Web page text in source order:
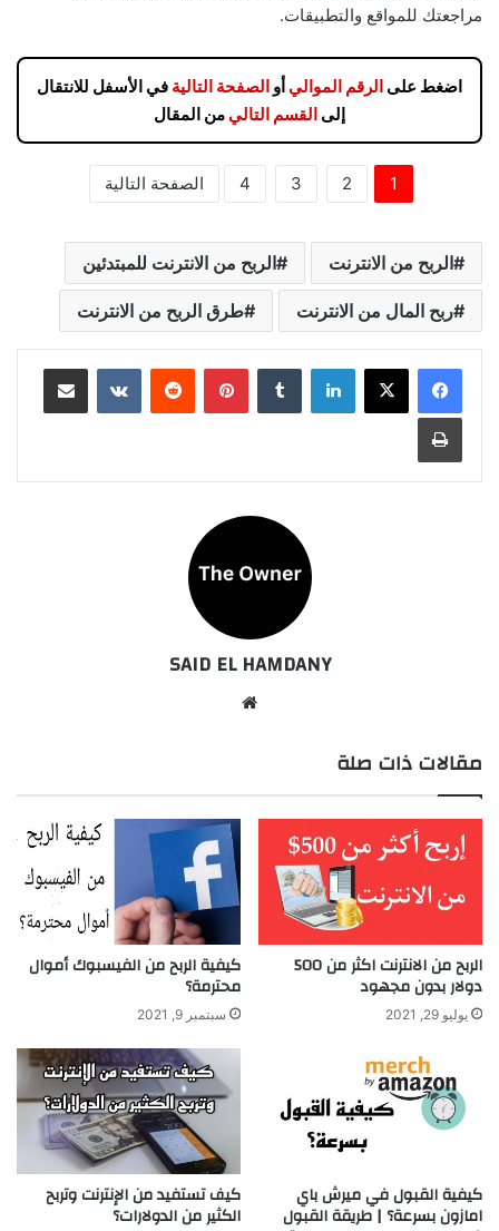
مراجعتك للمواقع والتطبيقات.
اضغط على الرقم الموالي أو الصفحة التالية في الأسفل للانتقال
إلى القسم التالي من المقال
1
2
3
4 الصفحة التالية
الربح من الانترنت الربح من الانترنت للمبتدئين
ربح المال من الانترنت طرق الربح من الانترنت
لينكدإن بينتيريست مشاركة عبر البريد
طباعة
SAID EL HAMDANY
مقالات ذات صلة
الربح من الانترنت اكثر من 500
دولار بدون مجهود
يوليو 29, 2021
كيفية الربح من الفيسبوك أموال
محترمة؟
سبتمبر 9, 2021
كيفية القبول في ميرش باي
امازون بسرعة؟ | طريقة القبول
كيف تستفيد من الإنترنت وتربح
الكثير من الدولارات؟